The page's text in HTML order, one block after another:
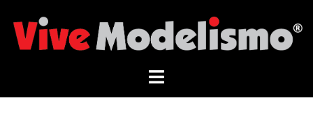
contenido
Alternar